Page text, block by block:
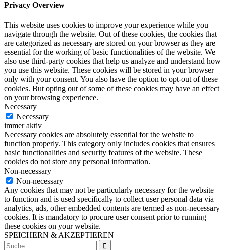
Privacy Overview
This website uses cookies to improve your experience while you
navigate through the website. Out of these cookies, the cookies that
are categorized as necessary are stored on your browser as they are
essential for the working of basic functionalities of the website. We
also use third-party cookies that help us analyze and understand how
you use this website. These cookies will be stored in your browser
only with your consent. You also have the option to opt-out of these
cookies. But opting out of some of these cookies may have an effect
on your browsing experience.
Necessary
Necessary
immer aktiv
Necessary cookies are absolutely essential for the website to
function properly. This category only includes cookies that ensures
basic functionalities and security features of the website. These
cookies do not store any personal information.
Non-necessary
Non-necessary
Any cookies that may not be particularly necessary for the website
to function and is used specifically to collect user personal data via
analytics, ads, other embedded contents are termed as non-necessary
cookies. It is mandatory to procure user consent prior to running
these cookies on your website.
SPEICHERN & AKZEPTIEREN